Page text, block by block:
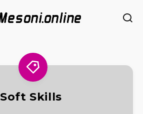
Soft Skills